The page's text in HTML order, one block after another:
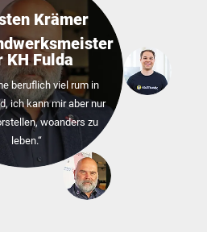
Krämer
KH Fulda
beruflich viel rum in
ich kann mir aber nur
woanders zu
leben.“